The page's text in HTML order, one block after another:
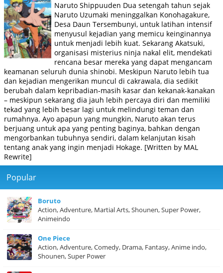
Naruto Shippuuden Dua setengah tahun sejak
Naruto Uzumaki meninggalkan Konohagakure,
Desa Daun Tersembunyi, untuk latihan intensif
menyusul kejadian yang memicu keinginannya
untuk menjadi lebih kuat. Sekarang Akatsuki,
organisasi misterius ninja nakal elit, mendekati
rencana besar mereka yang dapat mengancam
keamanan seluruh dunia shinobi. Meskipun Naruto lebih tua
dan kejadian mengerikan muncul di cakrawala, dia sedikit
berubah dalam kepribadian-masih kasar dan kekanak-kanakan
– meskipun sekarang dia jauh lebih percaya diri dan memiliki
tekad yang lebih besar lagi untuk melindungi teman dan
rumahnya. Ayo apapun yang mungkin, Naruto akan terus
berjuang untuk apa yang penting baginya, bahkan dengan
mengorbankan tubuhnya sendiri, dalam kelanjutan kisah
tentang anak yang ingin menjadi Hokage. [Written by MAL
Rewrite]
Popular
Boruto
Action, Adventure, Martial Arts, Shounen, Super Power,
Animeindo
One Piece
Action, Adventure, Comedy, Drama, Fantasy, Anime indo,
Shounen, Super Power